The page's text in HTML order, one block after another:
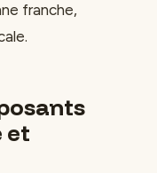
franche,
et